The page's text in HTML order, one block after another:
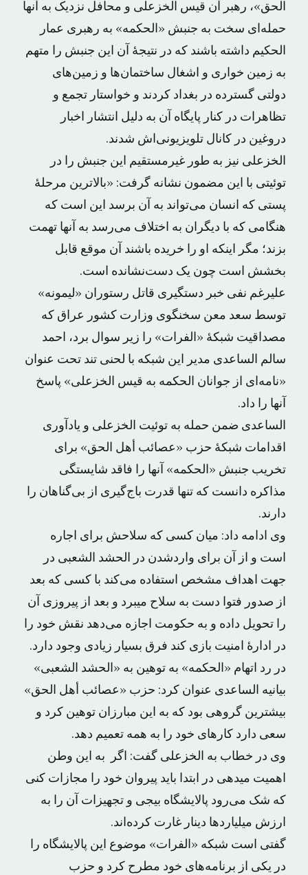
الحق»، رهبر آن قیس الخزعلی و محافل نزدیک به آنها
حمله‌ای سخت به جنبش «الحکمه» به رهبری عمار
الحکیم داشته باشند که در نتیجۀ آن این جنبش را متهم
به زمین خواری و اشغال ساختمان‌ها و زمین‌های
دولتی گسترده در بغداد کردند و خواستار تجمع و
تظاهرات در کنار پایگاه آن به دلیل انتشار اخبار
دروغین در کانال تلویزیونی‌اش شدند.
الخزعلی نیز به طور غیرمستقیم این جنبش را در
توئیتی با این مضمون نشانه گرفت: «بالاترین مرحلۀ
پستی که انسان می‌تواند به آن برسد این است که
هنگامی که با دیگران به اختلاف می‌رسد به آنها تهمت
بزند؛ مگر اینکه او را خریده باشند آن موقع قابل
بخشش است چون یک دست‌نشانده است.
علیرغم نفی خبر دستگیری قاتل رستوران «لیمونه»
توسط سعد معن سخنگوی وزارت کشور عراق که
مصداقیت شبکۀ «الفرات» را زیر سوال برد، احمد
سالم الساعدی مدیر این شبکه با لحنی تند تحت عنوان
«نامه‌ای از جوانان الحکمه به قیس الخزعلی» پاسخ
آنها را داد.
الساعدی ضمن حمله به توئیت الخزعلی و یادآوری
اقدامات شبکۀ حزب «عصائب أهل الحق» برای
تخریب جنبش «الحکمه» آنها را فاقد شایستگی
مذاکره دانست که تنها قدرت باج‌گیری از بی‌گناهان را
دارند.
وی ادامه داد: میان کسی که سلاحش برای اجاره
است و از آن برای واردشدن در الحشد الشعبی در
جهت اهداف مشخص استفاده می‌کند با کسی که بعد
از صدور فتوا دست به سلاح می‎برد و بعد از پیروزی آن
را تحویل داده و به حکومت اجازه می‌دهد نقش خود را
در ادارۀ امنیت بازی کند فرق بسیار زیادی وجود دارد.
در رد اتهام «الحکمه» به توهین به «الحشد الشعبی»
بیانیه الساعدی عنوان کرد: حزب «عصائب أهل الحق»
بیشترین گروهی بود که به این مبارزان توهین کرد و
سعی دارد کارهای خود را به همه تعمیم دهد.
وی در خطاب به الخزعلی گفت: اگر به این وطن
اهمیت می‎دهی در ابتدا باید پیروان خود را مجازات کنی
که شک می‌رود پالایشگاه بیجی و تجهیزات آن را به
ارزش میلیاردها دینار غارت کرده‌اند.
گفتی است شبکه «الفرات» موضوع این پالایشگاه را
در یکی از برنامه‌های خود مطرح کرد و حزب